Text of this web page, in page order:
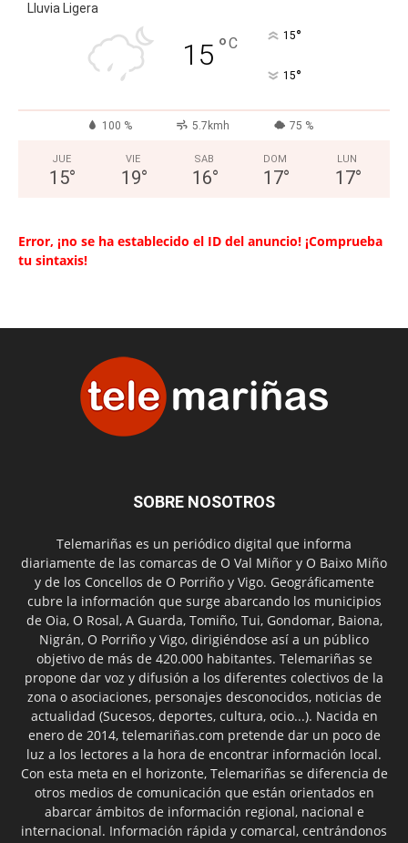
Lluvia Ligera
15 °C 15°
15°
100 % 5.7kmh 75 %
JUE
15°
VIE
19°
SAB
16°
DOM
17°
LUN
17°
Error, ¡no se ha establecido el ID del anuncio! ¡Comprueba
tu sintaxis!
SOBRE NOSOTROS
Telemariñas es un periódico digital que informa
diariamente de las comarcas de O Val Miñor y O Baixo Miño
y de los Concellos de O Porriño y Vigo. Geográficamente
cubre la información que surge abarcando los municipios
de Oia, O Rosal, A Guarda, Tomiño, Tui, Gondomar, Baiona,
Nigrán, O Porriño y Vigo, dirigiéndose así a un público
objetivo de más de 420.000 habitantes. Telemariñas se
propone dar voz y difusión a los diferentes colectivos de la
zona o asociaciones, personajes desconocidos, noticias de
actualidad (Sucesos, deportes, cultura, ocio...). Nacida en
enero de 2014, telemariñas.com pretende dar un poco de
luz a los lectores a la hora de encontrar información local.
Con esta meta en el horizonte, Telemariñas se diferencia de
otros medios de comunicación que están orientados en
abarcar ámbitos de información regional, nacional e
internacional. Información rápida y comarcal, centrándonos